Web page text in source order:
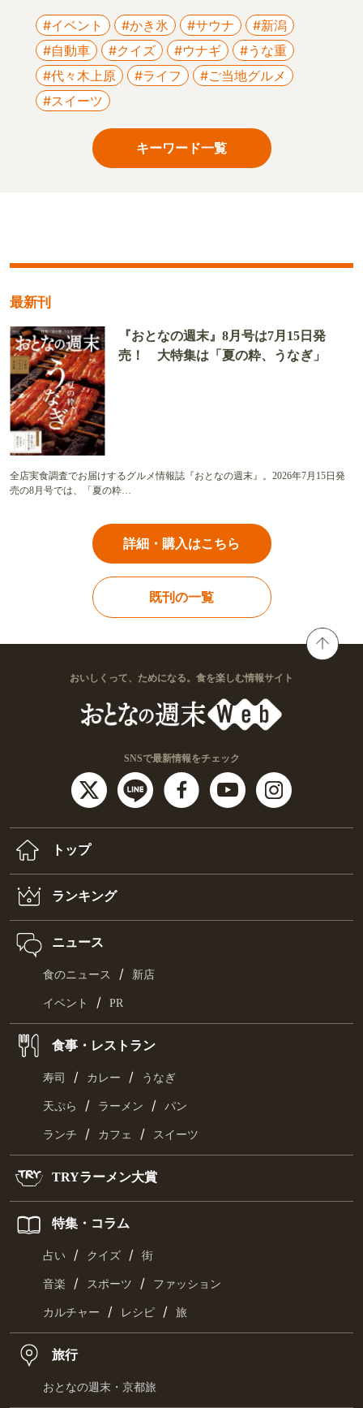
#イベント #かき氷 #サウナ
#新潟
#自動車
#クイズ #ウナギ
#うな重
#代々木上原
#ライフ
#ご当地グルメ
#スイーツ
キーワード一覧
最新刊
『おとなの週末』8月号は7月15日発
売！ 大特集は「夏の粋、うなぎ」
全店実食調査でお届けするグルメ情報誌『おとなの週末』。2026年7月15日発
売の8月号では、「夏の粋…
詳細・購入はこちら
既刊の一覧
おいしくって、ためになる。食を楽しむ情報サイト
SNSで最新情報をチェック
トップ
ランキング
ニュース
食のニュース / 新店
イベント / PR
食事・レストラン
寿司 / カレー / うなぎ
天ぷら / ラーメン / パン
ランチ / カフェ / スイーツ
TRYラーメン大賞
特集・コラム
占い / クイズ / 街
音楽 / スポーツ / ファッション
カルチャー / レシピ / 旅
旅行
おとなの週末・京都旅